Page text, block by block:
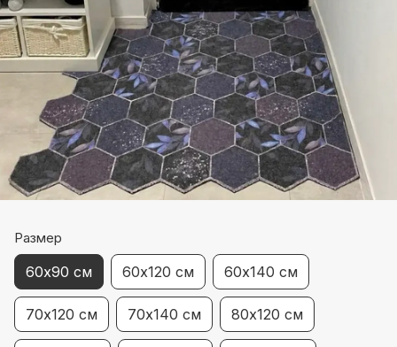
Размер
60х90 см 60х120 см 60х140 см
70х120 см 70х140 см 80х120 см